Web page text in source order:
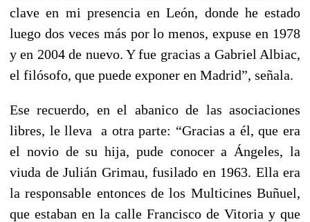
clave en mi presencia en León, donde he estado
luego dos veces más por lo menos, expuse en 1978
y en 2004 de nuevo. Y fue gracias a Gabriel Albiac,
el filósofo, que puede exponer en Madrid”, señala.
Ese recuerdo, en el abanico de las asociaciones
libres, le lleva a otra parte: “Gracias a él, que era
el novio de su hija, pude conocer a Ángeles, la
viuda de Julián Grimau, fusilado en 1963. Ella era
la responsable entonces de los Multicines Buñuel,
que estaban en la calle Francisco de Vitoria y que